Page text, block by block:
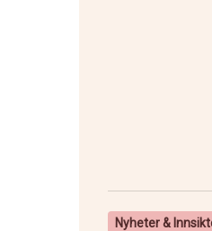
Nyheter &